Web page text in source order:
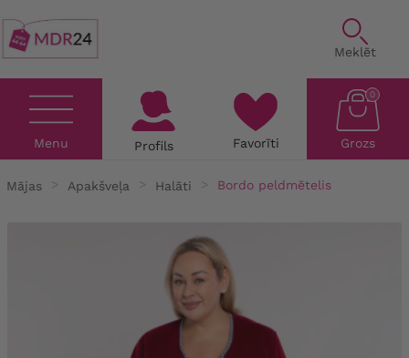
Meklēt
Menu Profils Favorīti Grozs
0
Mājas Apakšveļa Halāti Bordo peldmētelis